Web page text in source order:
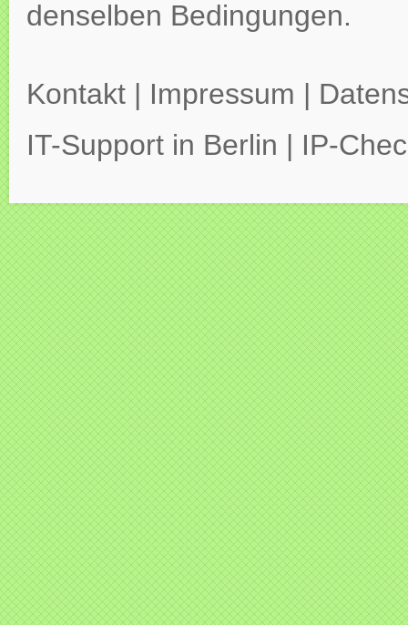
denselben Bedingungen.
Kontakt | Impressum |
IT-Support in Berlin | IP-